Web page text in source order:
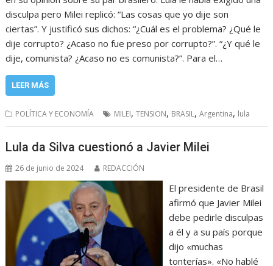
disculpa pero Milei replicó: “Las cosas que yo dije son
ciertas”. Y justificó sus dichos: “¿Cuál es el problema? ¿Qué le
dije corrupto? ¿Acaso no fue preso por corrupto?”. “¿Y qué le
dije, comunista? ¿Acaso no es comunista?”. Para el…
LEER MÁS
POLÍTICA Y ECONOMÍA MILEI,TENSION, BRASIL,Argentina, lula
Lula da Silva cuestionó a Javier Milei
26 de junio de 2024 REDACCIÓN
El presidente de Brasil
afirmó que Javier Milei
debe pedirle disculpas
a él y a su país porque
dijo «muchas
tonterías». «No hablé